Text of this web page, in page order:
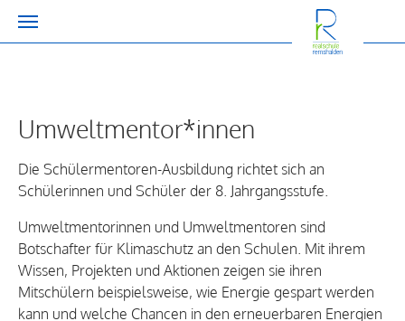
Umweltmentor*innen
Die Schülermentoren-Ausbildung richtet sich an
Schülerinnen und Schüler der 8. Jahrgangsstufe.
Umweltmentorinnen und Umweltmentoren sind
Botschafter für Klimaschutz an den Schulen. Mit ihrem
Wissen, Projekten und Aktionen zeigen sie ihren
Mitschülern beispielsweise, wie Energie gespart werden
kann und welche Chancen in den erneuerbaren Energien